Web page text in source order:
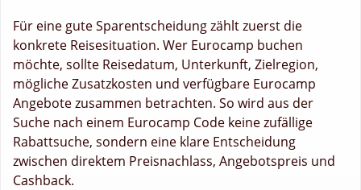
Für eine gute Sparentscheidung zählt zuerst die
konkrete Reisesituation. Wer Eurocamp buchen
möchte, sollte Reisedatum, Unterkunft, Zielregion,
mögliche Zusatzkosten und verfügbare Eurocamp
Angebote zusammen betrachten. So wird aus der
Suche nach einem Eurocamp Code keine zufällige
Rabattsuche, sondern eine klare Entscheidung
zwischen direktem Preisnachlass, Angebotspreis und
Cashback.